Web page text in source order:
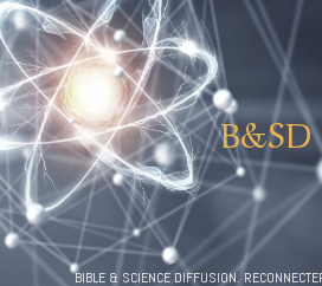
B&SD
BIBLE & SCIENCE DIFFUSION.